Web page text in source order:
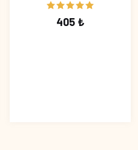
405 ₺